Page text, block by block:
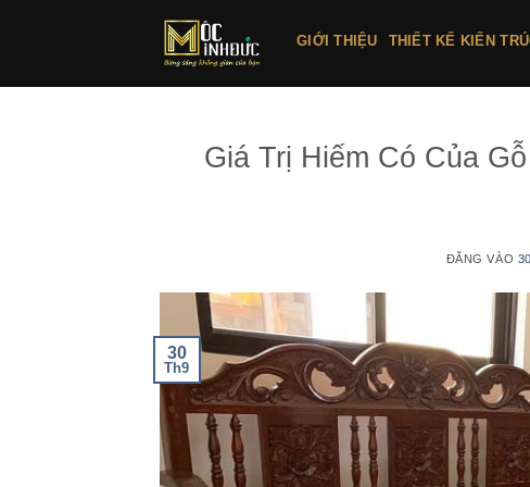
GIỚI THIỆU THIẾT KẾ KIẾN
Giá Trị Hiếm Có Của
ĐĂNG VÀO
30
Th9